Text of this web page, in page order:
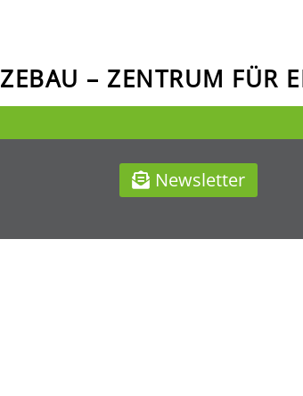
ZEBAU – ZENTRUM FÜR
Newsletter